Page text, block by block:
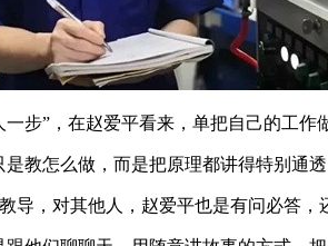
一步”，在赵爱平看来，单把自己的工
是教怎么做，而是把原理都讲得特别通
导，对其他人，赵爱平也是有问必答，